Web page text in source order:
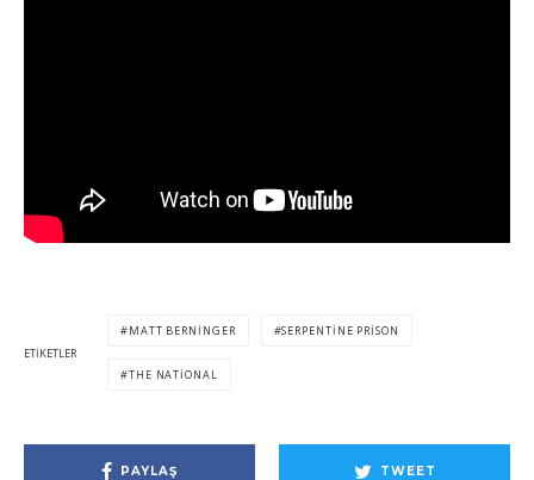
ETIKETLER
MATT BERNINGER SERPENTINE PRISON
THE NATIONAL
PAYLAŞ TWEET